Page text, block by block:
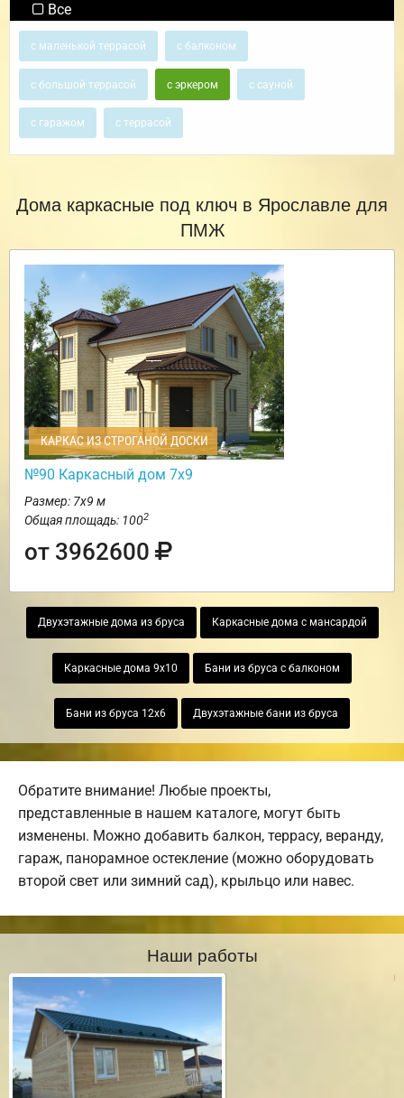
Все
с маленькой террасой с балконом
с большой террасой с эркером с сауной
с гаражом с террасой
Дома каркасные под ключ в Ярославле для
ПМЖ
КАРКАС ИЗ СТРОГАНОЙ ДОСКИ
№90 Каркасный дом 7х9
Размер: 7х9 м
Общая площадь: 1002
от 3962600
Двухэтажные дома из бруса Каркасные дома с мансардой
Каркасные дома 9х10 Бани из бруса с балконом
Бани из бруса 12х6 Двухэтажные бани из бруса
Обратите внимание! Любые проекты,
представленные в нашем каталоге, могут быть
изменены. Можно добавить балкон, террасу, веранду,
гараж, панорамное остекление (можно оборудовать
второй свет или зимний сад), крыльцо или навес.
Наши работы